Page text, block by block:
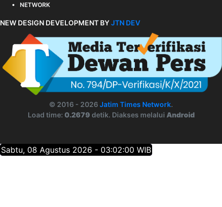
NETWORK
NEW DESIGN DEVELOPMENT BYJTN DEV
© 2016 - 2026 Jatim Times Network.
Load time: 0.2679 detik. Diakses melalui Android
Sabtu, 08 Agustus 2026 - 03:02:00 WIB